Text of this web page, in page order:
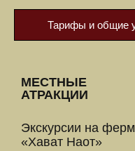
Тарифы и общие
МЕСТНЫЕ
АТРАКЦИИ
Экскурсии на
«Хават Наот»